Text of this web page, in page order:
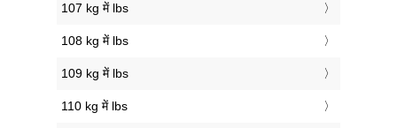
107 kg में lbs
108 kg में lbs
109 kg में lbs
110 kg में lbs